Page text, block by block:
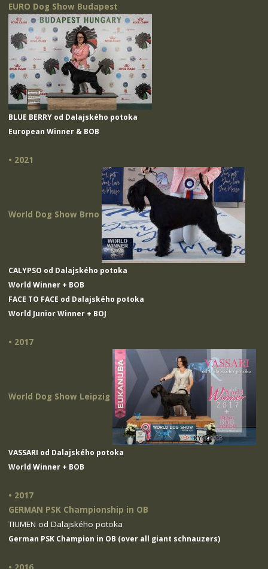
EURO Dog Show Budapest
BLUE BERRY od Dalajského potoka
European Winner & BOB
• 2021
World Dog Show Brno
CALYPSO od Dalajského potoka
World Winner + BOB
FACE TO FACE od Dalajského potoka
World Junior Winner + BOJ
• 2017
World Dog Show Leipzig
VASSARI od Dalajského potoka
World Winner + BOB
• 2017
GERMAN PSK Championship in OB
TIUMEN od Dalajského potoka
German PSK Champion in OB (over all giant schnauzers)